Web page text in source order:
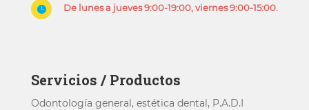
 De lunes a jueves 9:00-19:00, viernes 9:00-15:00.
Servicios / Productos
Odontología general, estética dental, P.A.D.I